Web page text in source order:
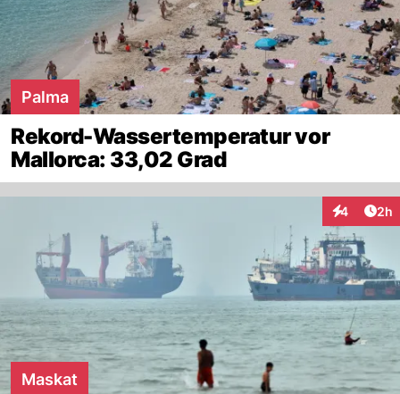
Palma
Rekord-Wassertemperatur vor
Mallorca: 33,02 Grad
4 2h
Maskat